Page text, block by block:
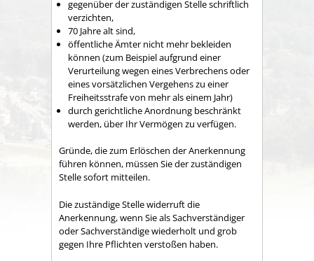
gegenüber der zuständigen Stelle schriftlich
verzichten,
70 Jahre alt sind,
öffentliche Ämter nicht mehr bekleiden
können (zum Beispiel aufgrund einer
Verurteilung wegen eines Verbrechens oder
eines vorsätzlichen Vergehens zu einer
Freiheitsstrafe von mehr als einem Jahr)
durch gerichtliche Anordnung beschränkt
werden, über Ihr Vermögen zu verfügen.
Gründe, die zum Erlöschen der Anerkennung
führen können, müssen Sie der zuständigen
Stelle sofort mitteilen.
Die zuständige Stelle widerruft die
Anerkennung, wenn Sie als Sachverständiger
oder Sachverständige wiederholt und grob
gegen Ihre Pflichten verstoßen haben.